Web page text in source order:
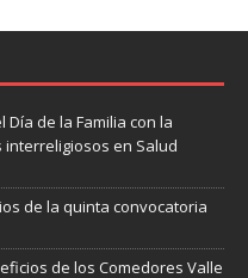
de la Familia con la
interreligiosos en Salud
de la quinta convocatoria
de los Comedores Valle